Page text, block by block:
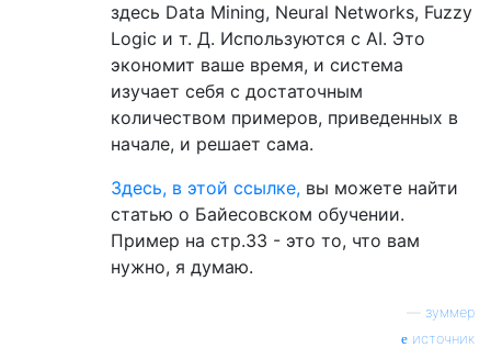
здесь Data Mining, Neural Networks, Fuzzy
Logic и т. Д. Используются с AI. Это
экономит ваше время, и система
изучает себя с достаточным
количеством примеров, приведенных в
начале, и решает сама.
Здесь, в этой ссылке, вы можете найти
статью о Байесовском обучении.
Пример на стр.33 - это то, что вам
нужно, я думаю.
зуммер
источник